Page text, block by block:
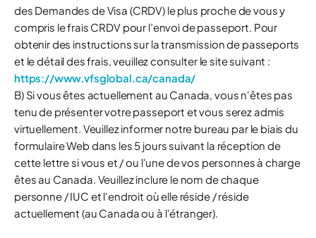
des Demandes de Visa (CRDV) le plus proche de vous y
compris le frais CRDV pour l’envoi de passeport. Pour
obtenir des instructions sur la transmission de passeports
et le détail des frais, veuillez consulter le site suivant :
https://www.vfsglobal.ca/canada/
B) Si vous êtes actuellement au Canada, vous n'êtes pas
tenu de présenter votre passeport et vous serez admis
virtuellement. Veuillez informer notre bureau par le biais du
formulaire Web dans les 5 jours suivant la réception de
cette lettre si vous et / ou l'une de vos personnes à charge
êtes au Canada. Veuillez inclure le nom de chaque
personne / IUC et l'endroit où elle réside / réside
actuellement (au Canada ou à l'étranger).